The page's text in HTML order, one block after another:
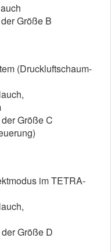
Größe B
(Druckluftschaum-
Größe C
im TETRA-
Größe D